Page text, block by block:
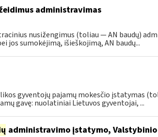
administravimas
nusižengimus (toliau — AN baudų)
jos sumokėjimą, išieškojimą, AN baudų...
gyventojų pajamų mokesčio įstatymas
gavę: nuolatiniai Lietuvos gyventojai, ...
administravimo įstatymo,